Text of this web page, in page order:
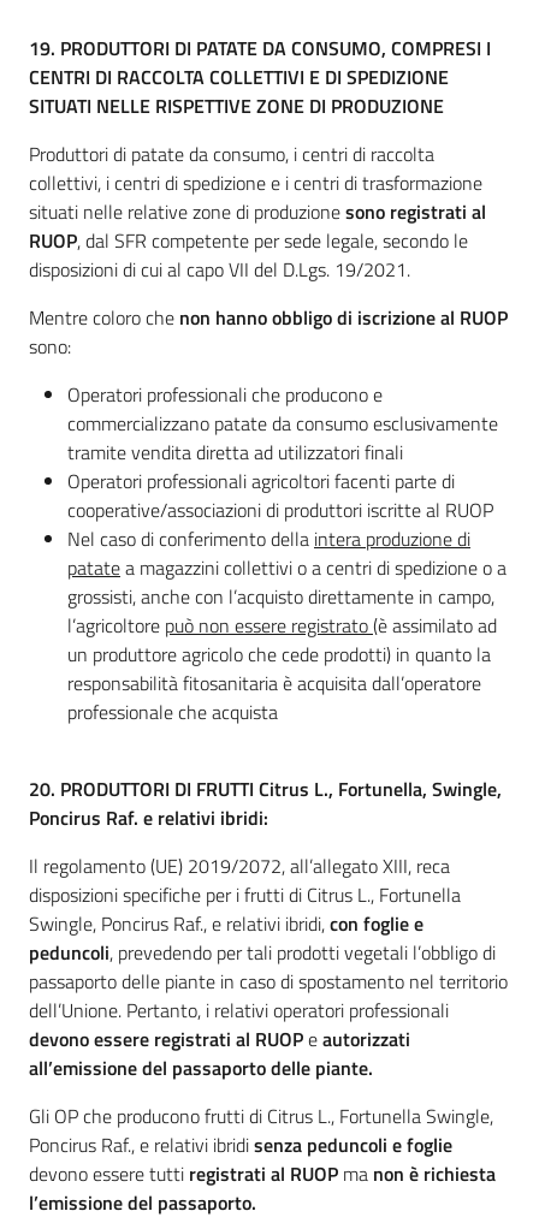
19. PRODUTTORI DI PATATE DA CONSUMO, COMPRESI I
CENTRI DI RACCOLTA COLLETTIVI E DI SPEDIZIONE
SITUATI NELLE RISPETTIVE ZONE DI PRODUZIONE
Produttori di patate da consumo, i centri di raccolta
collettivi, i centri di spedizione e i centri di trasformazione
situati nelle relative zone di produzionesono registrati al
RUOP, dal SFR competente per sede legale, secondo le
disposizioni di cui al capo VII del D.Lgs. 19/2021.
Mentre coloro che non hanno obbligo di iscrizione al RUOP
sono:
Operatori professionali che producono e
commercializzano patate da consumo esclusivamente
tramite vendita diretta ad utilizzatori finali
Operatori professionali agricoltori facenti parte di
cooperative/associazioni di produttori iscritte al RUOP
Nel caso di conferimento della intera produzione di
patatea magazzini collettivi o a centri di spedizione o a
grossisti, anche con l’acquisto direttamente in campo,
l’agricoltore può non essere registrato(è assimilato ad
un produttore agricolo che cede prodotti) in quanto la
responsabilità fitosanitaria è acquisita dall’operatore
professionale che acquista
20. PRODUTTORI DI FRUTTI Citrus L., Fortunella, Swingle,
Poncirus Raf. e relativi ibridi:
Il regolamento (UE) 2019/2072, all’allegato XIII, reca
disposizioni specifiche per i frutti di Citrus L., Fortunella
Swingle, Poncirus Raf., e relativi ibridi,con foglie e
peduncoli, prevedendo per tali prodotti vegetali l’obbligo di
passaporto delle piante in caso di spostamento nel territorio
dell’Unione. Pertanto, i relativi operatori professionali
devono essere registrati al RUOPeautorizzati
all’emissione del passaporto delle piante.
Gli OP che producono frutti di Citrus L., Fortunella Swingle,
Poncirus Raf., e relativi ibridisenza peduncoli e foglie
devono essere tutti registrati al RUOP ma non è richiesta
l’emissione del passaporto.